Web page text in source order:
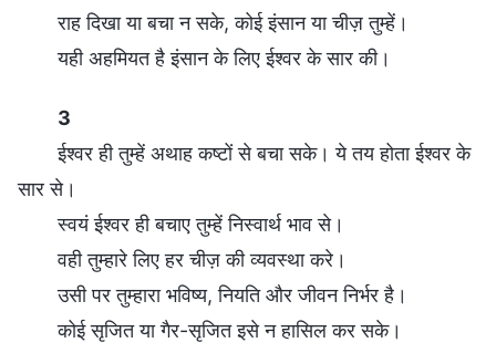
राह दिखा या बचा न सके, कोई इंसान या चीज़ तुम्हें।
यही अहमियत है इंसान के लिए ईश्वर के सार की।
3
ईश्वर ही तुम्हें अथाह कष्टों से बचा सके। ये तय होता ईश्वर के
सार से।
स्वयं ईश्वर ही बचाए तुम्हें निस्वार्थ भाव से।
वही तुम्हारे लिए हर चीज़ की व्यवस्था करे।
उसी पर तुम्हारा भविष्य, नियति और जीवन निर्भर है।
कोई सृजित या गैर-सृजित इसे न हासिल कर सके।